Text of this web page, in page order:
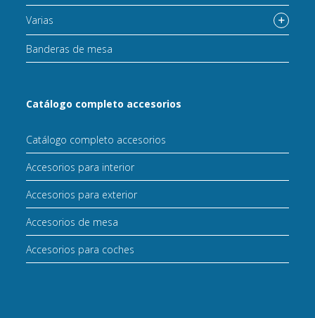
Varias
Banderas de mesa
Catálogo completo accesorios
Catálogo completo accesorios
Accesorios para interior
Accesorios para exterior
Accesorios de mesa
Accesorios para coches